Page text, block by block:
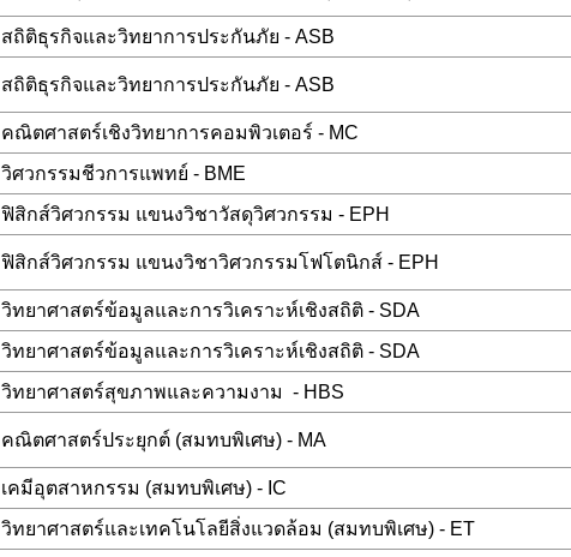
สถิติธุรกิจและวิทยาการประกันภัย - ASB
สถิติธุรกิจและวิทยาการประกันภัย - ASB
คณิตศาสตร์เชิงวิทยาการคอมพิวเตอร์ - MC
วิศวกรรมชีวการแพทย์ - BME
ฟิสิกส์วิศวกรรม แขนงวิชาวัสดุวิศวกรรม - EPH
ฟิสิกส์วิศวกรรม แขนงวิชาวิศวกรรมโฟโตนิกส์ - EPH
วิทยาศาสตร์ข้อมูลและการวิเคราะห์เชิงสถิติ - SDA
วิทยาศาสตร์ข้อมูลและการวิเคราะห์เชิงสถิติ - SDA
วิทยาศาสตร์สุขภาพและความงาม - HBS
คณิตศาสตร์ประยุกต์ (สมทบพิเศษ) - MA
เคมีอุตสาหกรรม (สมทบพิเศษ) - IC
วิทยาศาสตร์และเทคโนโลยีสิ่งแวดล้อม (สมทบพิเศษ) - ET